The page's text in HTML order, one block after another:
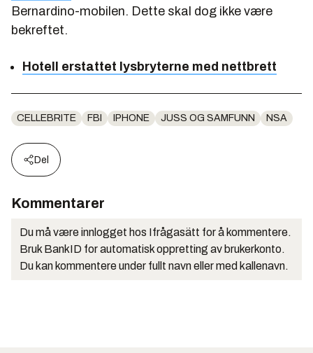
Bernardino-mobilen. Dette skal dog ikke være
bekreftet.
Hotell erstattet lysbryterne med nettbrett
CELLEBRITE FBI IPHONE JUSS OG SAMFUNN NSA
Del
Kommentarer
Du må være innlogget hos Ifrågasätt for å kommentere.
Bruk BankID for automatisk oppretting av brukerkonto.
Du kan kommentere under fullt navn eller med kallenavn.